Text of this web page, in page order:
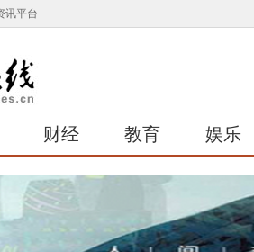
讯平台
财经 教育 娱乐